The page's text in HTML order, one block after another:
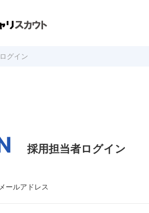
グイン
採用担当者ログイン
メールアドレス